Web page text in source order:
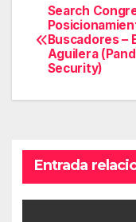
de
entradas
Search
Buscadores –
Aguilera
Security)
Entrada